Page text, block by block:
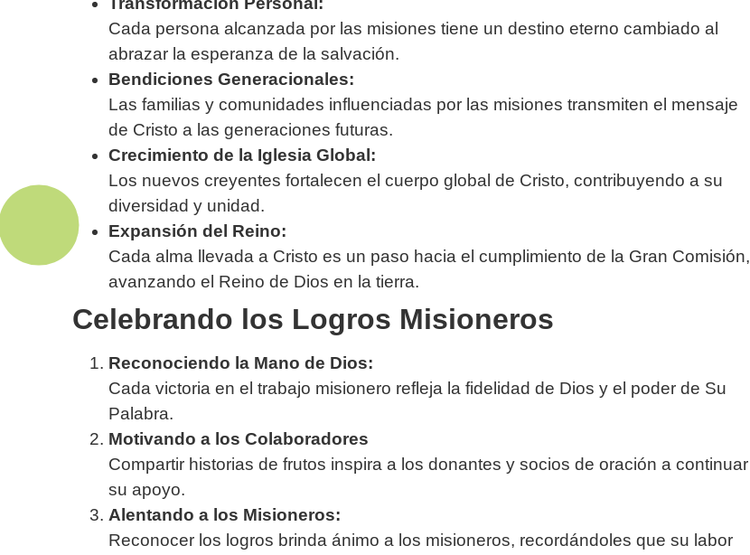
Cada persona alcanzada por las misiones tiene un destino eterno cambiado al
abrazar la esperanza de la salvación.
Bendiciones Generacionales:
Las familias y comunidades influenciadas por las misiones transmiten el mensaje
de Cristo a las generaciones futuras.
Crecimiento de la Iglesia Global:
Los nuevos creyentes fortalecen el cuerpo global de Cristo, contribuyendo a su
diversidad y unidad.
Expansión del Reino:
Cada alma llevada a Cristo es un paso hacia el cumplimiento de la Gran Comisión,
avanzando el Reino de Dios en la tierra.
Celebrando los Logros Misioneros
Reconociendo la Mano de Dios:
Cada victoria en el trabajo misionero refleja la fidelidad de Dios y el poder de Su
Palabra.
Motivando a los Colaboradores
Compartir historias de frutos inspira a los donantes y socios de oración a continuar
su apoyo.
Alentando a los Misioneros:
Reconocer los logros brinda ánimo a los misioneros, recordándoles que su labor